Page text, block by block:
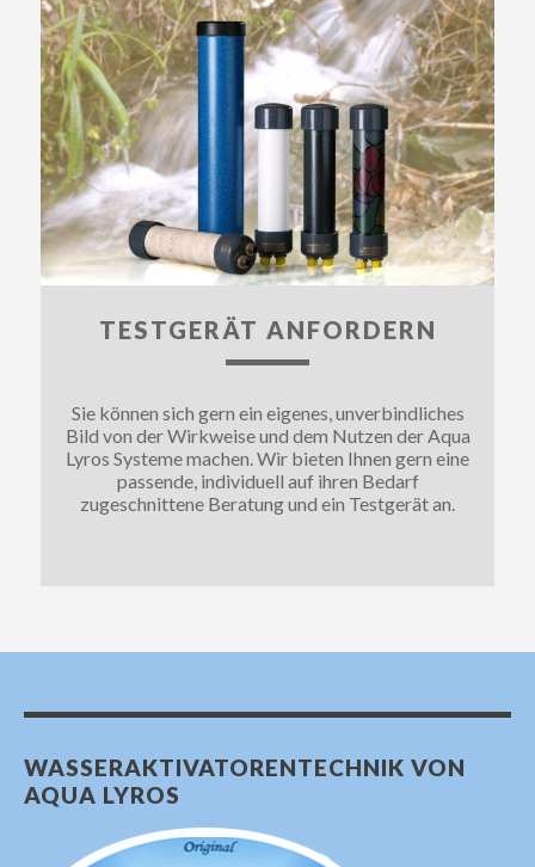
TESTGERÄT ANFORDERN
Sie können sich gern ein eigenes, unverbindliches
Bild von der Wirkweise und dem Nutzen der Aqua
Lyros Systeme machen. Wir bieten Ihnen gern eine
passende, individuell auf ihren Bedarf
zugeschnittene Beratung und ein Testgerät an.
WASSERAKTIVATORENTECHNIK VON
AQUA LYROS